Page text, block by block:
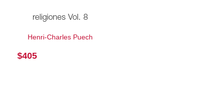
religiones Vol. 8
Henri-Charles Puech
$405